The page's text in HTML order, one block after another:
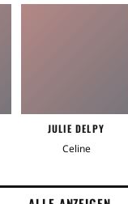
JULIE DELPY
Celine